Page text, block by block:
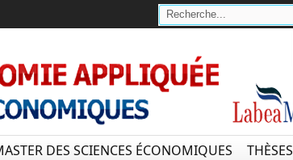
DES SCIENCES ÉCONOMIQUES THÈSES